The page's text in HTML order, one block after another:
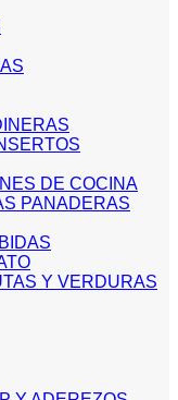
DE COCINA
PANADERAS
Y VERDURAS